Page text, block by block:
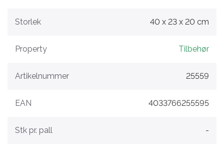
Storlek 40 x 23 x 20 cm
Property Tilbehør
Artikelnummer 25559
EAN 4033766255595
Stk pr. pall -